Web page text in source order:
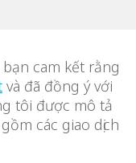
cam kết rằng
và đã đồng ý với
tôi được mô tả
các giao dịch